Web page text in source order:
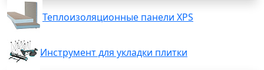
Теплоизоляционные панели XPS
Инструмент для укладки плитки